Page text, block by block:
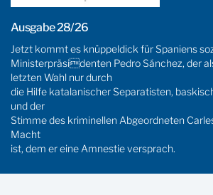
Ausgabe 28/26
Jetzt kommt es knüppeldick für Spaniens
Ministerpräsidenten Pedro Sánchez, der
letzten Wahl nur durch
die Hilfe katalanischer Separatisten,
und der
Stimme des kriminellen Abgeordneten
Macht
ist, dem er eine Amnestie versprach.